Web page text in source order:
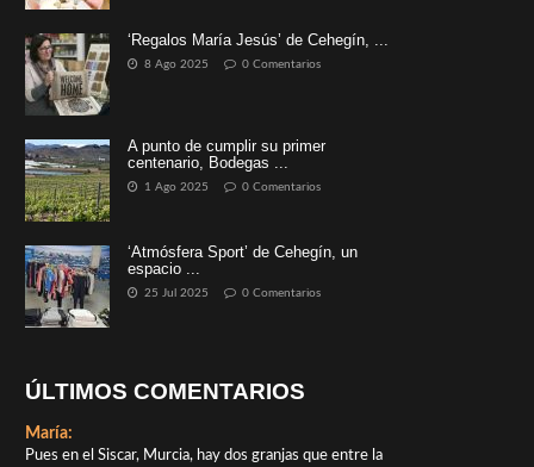
‘Regalos María Jesús’ de Cehegín, ...
8 Ago 2025 0 Comentarios
A punto de cumplir su primer
centenario, Bodegas ...
1 Ago 2025 0 Comentarios
‘Atmósfera Sport’ de Cehegín, un
espacio ...
25 Jul 2025 0 Comentarios
ÚLTIMOS COMENTARIOS
María:
Pues en el Siscar, Murcia, hay dos granjas que entre la